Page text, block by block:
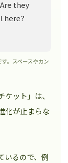
they
here?
。スペースやカン
ット」は、
化が止まらな
いるので、例